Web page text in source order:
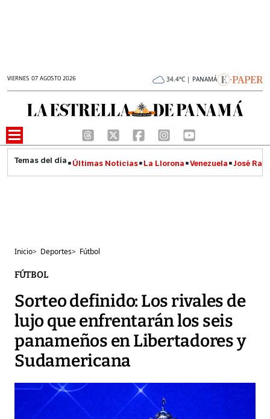
VIERNES 07 AGOSTO 2026 34.4°C | PANAMÁ
Últimas Noticias La Llorona Venezuela José
Inicio> Deportes> Fútbol
FÚTBOL
Sorteo definido: Los rivales de
lujo que enfrentarán los seis
panameños en Libertadores y
Sudamericana